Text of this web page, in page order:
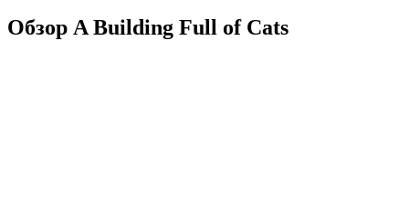
Обзор A Building Full of Cats